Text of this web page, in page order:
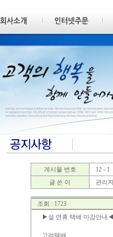
게시물 번호
12 - 1
글 쓴 이
관리
조회 : 1723
▶설 연휴 택배 마감안내
고려택배